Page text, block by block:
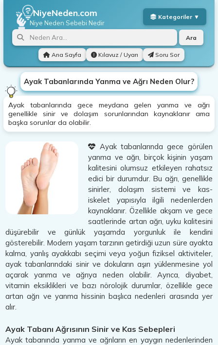
NiyeNeden.com
Niye Neden Sebebi Nedir
Ana Sayfa Kılavuz / Uyarı Soru Sor
Ara
Ayak Tabanlarında Yanma ve Ağrı Neden Olur?
Ayak tabanlarında gece meydana gelen yanma ve ağrı
genellikle sinir ve dolaşım sorunlarından kaynaklanır ama
başka sorunlar da olabilir.
Ayak tabanlarında gece görülen
yanma ve ağrı, birçok kişinin yaşam
kalitesini olumsuz etkileyen rahatsız
edici bir durumdur. Bu ağrı, genellikle
sinirler, dolaşım sistemi ve kas-
iskelet yapısıyla ilgili nedenlerden
kaynaklanır. Özellikle akşam ve gece
saatlerinde artan ağrı, uyku kalitesini
düşürebilir ve günlük yaşamda yorgunluk ile kendini
gösterebilir. Modern yaşam tarzının getirdiği uzun süre ayakta
kalma, yanlış ayakkabı seçimi veya yoğun fiziksel aktiviteler,
ayak tabanlarındaki sinir ve dokuların aşırı yüklenmesine yol
açarak yanma ve ağrıya neden olabilir. Ayrıca, diyabet,
vitamin eksiklikleri ve bazı nörolojik durumlar, özellikle gece
artan ağrı ve yanma hissinin başlıca nedenleri arasında yer
alır.
Ayak Tabanı Ağrısının Sinir ve Kas Sebepleri
Ayak tabanında yanma ve ağrıların en yaygın nedenlerinden